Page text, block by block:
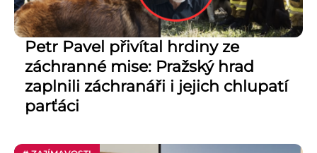
Petr Pavel přivítal hrdiny ze
záchranné mise: Pražský hrad
zaplnili záchranáři i jejich chlupatí
parťáci